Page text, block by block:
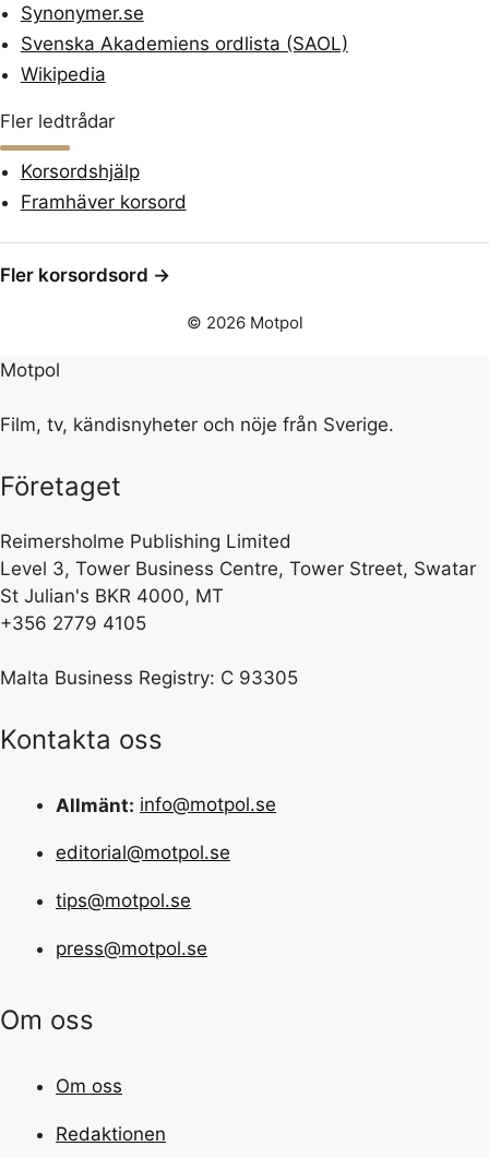
Synonymer.se
Svenska Akademiens ordlista (SAOL)
Wikipedia
Fler ledtrådar
Korsordshjälp
Framhäver korsord
Fler korsordsord →
© 2026 Motpol
Motpol
Film, tv, kändisnyheter och nöje från Sverige.
Företaget
Reimersholme Publishing Limited
Level 3, Tower Business Centre, Tower Street, Swatar
St Julian's BKR 4000, MT
+356 2779 4105
Malta Business Registry: C 93305
Kontakta oss
Allmänt: info@motpol.se
editorial@motpol.se
tips@motpol.se
press@motpol.se
Om oss
Om oss
Redaktionen